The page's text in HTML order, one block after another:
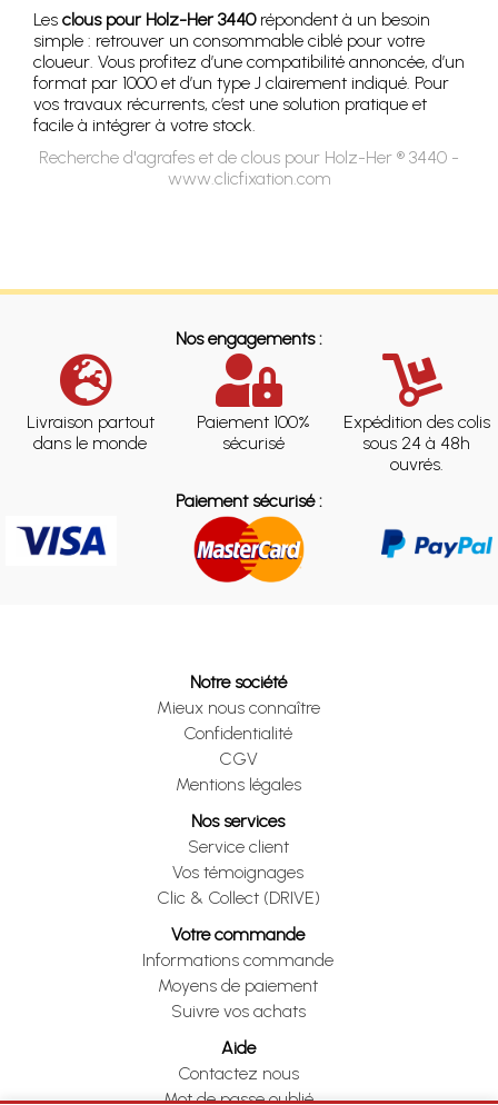
Les clous pour Holz-Her 3440répondent à un besoin
simple : retrouver un consommable ciblé pour votre
cloueur. Vous profitez d’une compatibilité annoncée, d’un
format par 1000 et d’un type J clairement indiqué. Pour
vos travaux récurrents, c’est une solution pratique et
facile à intégrer à votre stock.
Recherche d'agrafes et de clous pour Holz-Her ® 3440 -
www.clicfixation.com
Nos engagements :
Livraison partout
dans le monde
Paiement 100%
sécurisé
Expédition des colis
sous 24 à 48h
ouvrés.
Paiement sécurisé :
Notre société
Mieux nous connaître
Confidentialité
CGV
Mentions légales
Nos services
Service client
Vos témoignages
Clic & Collect (DRIVE)
Votre commande
Informations commande
Moyens de paiement
Suivre vos achats
Aide
Contactez nous
Mot de passe oublié